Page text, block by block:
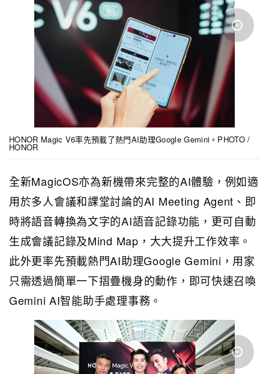
HONOR Magic V6率先預載了熱門AI助理Google Gemini。PHOTO /
HONOR
全新MagicOS亦為新機帶來完整的AI體驗，例如適
用於多人會議和課堂討論的AI Meeting Agent、即
時將語音轉換為文字的AI語音記錄功能，更可自動
生成會議記錄及Mind Map，大大提升工作效率。
此外更率先預載熱門AI助理Google Gemini，用家
只需透過簡單一下摺疊機身的動作，即可快速召喚
Gemini AI智能助手處理事務。